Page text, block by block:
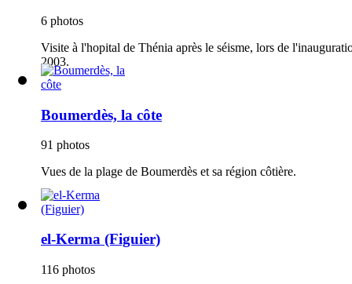
6 photos
Visite à l'hopital de Thénia après le séisme, lors de
2003.
Boumerdès, la côte
91 photos
Vues de la plage de Boumerdès et sa région côtière.
el-Kerma (Figuier)
116 photos